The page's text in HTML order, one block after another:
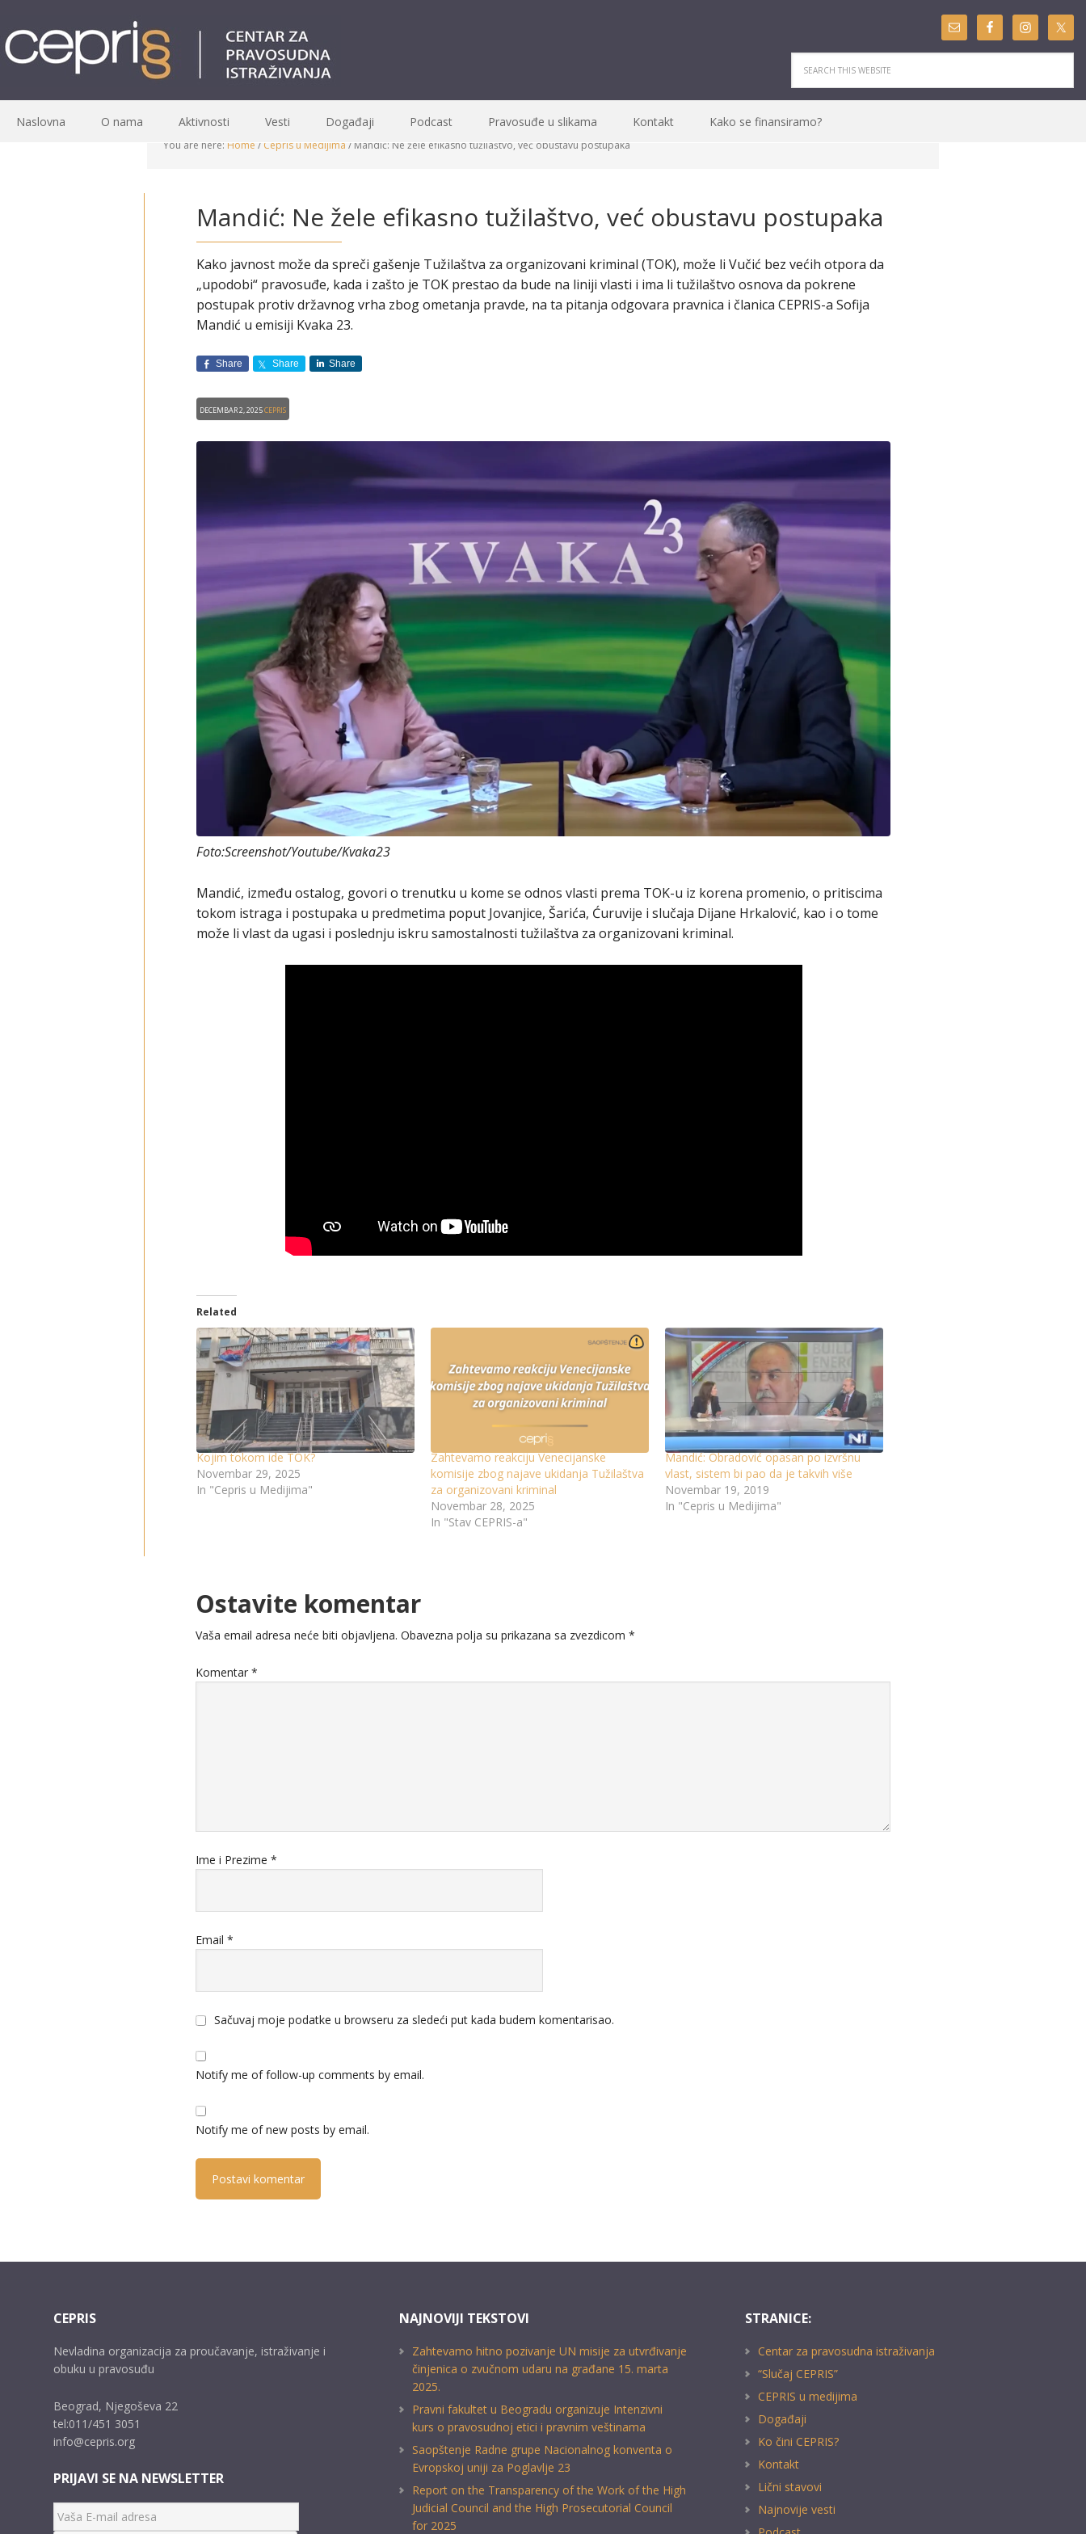
Naslovna O nama Aktivnosti Vesti Događaji Podcast Pravosuđe u slikama Kontakt Kako se finansiramo?
You are here: Home /Cepris u Medijima /Mandić: Ne žele efikasno tužilaštvo, već obustavu postupaka
Mandić: Ne žele efikasno tužilaštvo, već obustavu postupaka
Kako javnost može da spreči gašenje Tužilaštva za organizovani kriminal (TOK), može li Vučić bez većih otpora da
„upodobi“ pravosuđe, kada i zašto je TOK prestao da bude na liniji vlasti i ima li tužilaštvo osnova da pokrene
postupak protiv državnog vrha zbog ometanja pravde, na ta pitanja odgovara pravnica i članica CEPRIS-a Sofija
Mandić u emisiji Kvaka 23.
Share Share Share
Decembar 2, 2025CEPRIS
Foto:Screenshot/Youtube/Kvaka23
Mandić, između ostalog, govori o trenutku u kome se odnos vlasti prema TOK-u iz korena promenio, o pritiscima
tokom istraga i postupaka u predmetima poput Jovanjice, Šarića, Ćuruvije i slučaja Dijane Hrkalović, kao i o tome
može li vlast da ugasi i poslednju iskru samostalnosti tužilaštva za organizovani kriminal.
Related
Kojim tokom ide TOK?
Novembar 29, 2025
In "Cepris u Medijima"
Zahtevamo reakciju Venecijanske
komisije zbog najave ukidanja Tužilaštva
za organizovani kriminal
Novembar 28, 2025
In "Stav CEPRIS-a"
Mandić: Obradović opasan po izvršnu
vlast, sistem bi pao da je takvih više
Novembar 19, 2019
In "Cepris u Medijima"
Ostavite komentar
Vaša email adresa neće biti objavljena. Obavezna polja su prikazana sa zvezdicom *
Komentar *
Ime i Prezime *
Email *
Sačuvaj moje podatke u browseru za sledeći put kada budem komentarisao.
Notify me of follow-up comments by email.
Notify me of new posts by email.
CEPRIS
Nevladina organizacija za proučavanje, istraživanje i
obuku u pravosuđu
Beograd, Njegoševa 22
tel:011/451 3051
info@cepris.org
PRIJAVI SE NA NEWSLETTER
NAJNOVIJI TEKSTOVI
Zahtevamo hitno pozivanje UN misije za utvrđivanje
činjenica o zvučnom udaru na građane 15. marta
2025.
Pravni fakultet u Beogradu organizuje Intenzivni
kurs o pravosudnoj etici i pravnim veštinama
Saopštenje Radne grupe Nacionalnog konventa o
Evropskoj uniji za Poglavlje 23
Report on the Transparency of the Work of the High
Judicial Council and the High Prosecutorial Council
for 2025
STRANICE:
Centar za pravosudna istraživanja
“Slučaj CEPRIS”
CEPRIS u medijima
Događaji
Ko čini CEPRIS?
Kontakt
Lični stavovi
Najnovije vesti